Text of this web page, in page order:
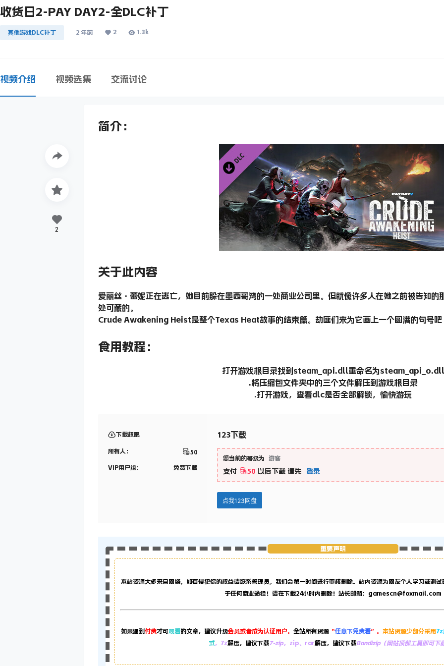
收货日2-PAY DAY2-全DLC补丁
其他游戏DLC补丁 2 年前 2 1.3k
视频介绍 视频选集 交流讨论
简介：
关于此内容
爱丽丝·蕾妮正在逃亡，她目前躲在墨西哥湾的一处商业公司里。但就像许多人在她之前被告知的
处可藏的。
Crude Awakening Heist是整个Texas Heat故事的结束篇。劫匪们来为它画上一个圆满的句号吧
食用教程：
打开游戏根目录找到steam_api.dll重命名为steam_api_o.dll
.将压缩包文件夹中的三个文件解压到游戏根目录
.打开游戏，查看dlc是否全部解锁，愉快游玩
下载权限
所有人： 50
VIP用户组： 免费下载
123下载
您当前的等级为 游客
支付 50 以后下载 请先 登录
点我123网盘
重要声明
本站资源大多来自网络，如有侵犯你的权益请联系管理员， 我们会第一时间进行审核删除。站内资源为网友个人学习或测
于任何商业途径！请在下载24小时内删除！站长邮箱：gamescn@foxmail.com
如果遇到 付费才可观看的文章，建议升级会员或者成为认证用户。 全站所有资源 “任意下免费看”。 本站资源少部分采用 7z
式，7z解压，建议下载7-zip，zip、rar解压，建议下载Bandizip（网站顶部工具即可下
2